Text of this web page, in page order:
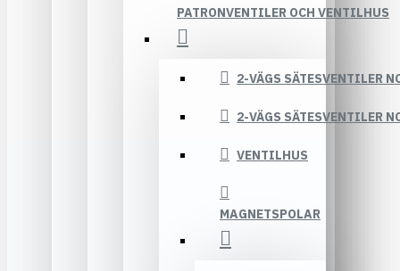
PATRONVENTILER OCH VENTILHUS
2-VÄGS SÄTESVENTILER
2-VÄGS SÄTESVENTILER
VENTILHUS
MAGNETSPOLAR